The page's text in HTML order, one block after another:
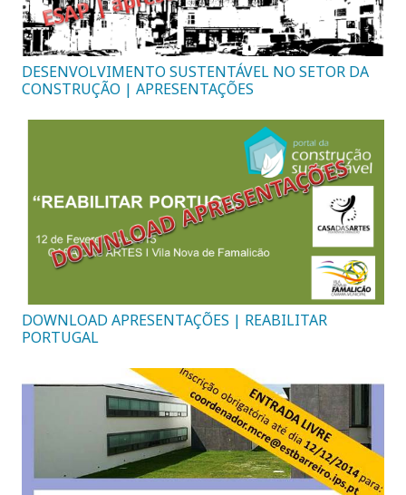
DESENVOLVIMENTO SUSTENTÁVEL NO SETOR DA
CONSTRUÇÃO | APRESENTAÇÕES
DOWNLOAD APRESENTAÇÕES | REABILITAR
PORTUGAL